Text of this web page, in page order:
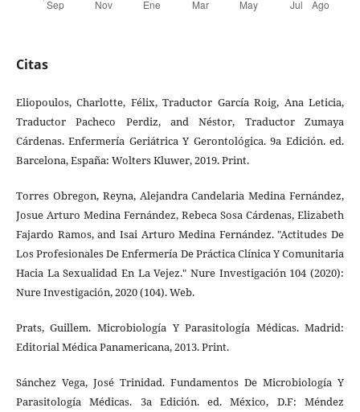
Citas
Eliopoulos, Charlotte, Félix, Traductor García Roig, Ana Leticia,
Traductor Pacheco Perdiz, and Néstor, Traductor Zumaya
Cárdenas. Enfermería Geriátrica Y Gerontológica. 9a Edición. ed.
Barcelona, España: Wolters Kluwer, 2019. Print.
Torres Obregon, Reyna, Alejandra Candelaria Medina Fernández,
Josue Arturo Medina Fernández, Rebeca Sosa Cárdenas, Elizabeth
Fajardo Ramos, and Isai Arturo Medina Fernández. "Actitudes De
Los Profesionales De Enfermería De Práctica Clínica Y Comunitaria
Hacia La Sexualidad En La Vejez." Nure Investigación 104 (2020):
Nure Investigación, 2020 (104). Web.
Prats, Guillem. Microbiología Y Parasitología Médicas. Madrid:
Editorial Médica Panamericana, 2013. Print.
Sánchez Vega, José Trinidad. Fundamentos De Microbiología Y
Parasitología Médicas. 3a Edición. ed. México, D.F: Méndez